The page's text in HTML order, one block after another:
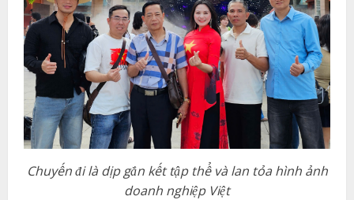
Chuyến đi là dịp gắn kết tập thể và lan tỏa hình ảnh
doanh nghiệp Việt